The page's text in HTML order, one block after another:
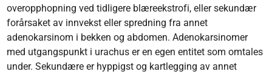
overopphopning ved tidligere blæreekstrofi, eller sekundær
forårsaket av innvekst eller spredning fra annet
adenokarsinom i bekken og abdomen. Adenokarsinomer
med utgangspunkt i urachus er en egen entitet som omtales
under. Sekundære er hyppigst og kartlegging av annet